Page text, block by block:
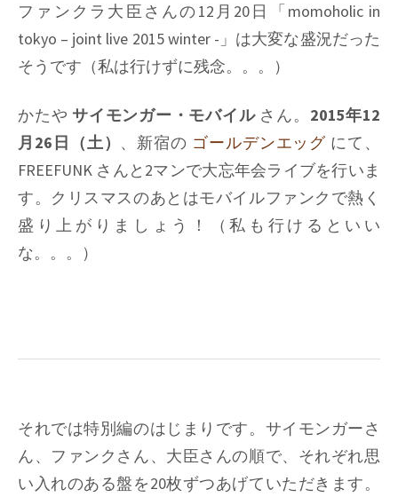
ファンクラ大臣さんの12月20日「momoholic in
tokyo – joint live 2015 winter -」は大変な盛況だった
そうです（私は行けずに残念。。。）
かたやサイモンガー・モバイルさん。 2015年12
月26日（土） 、新宿の ゴールデンエッグ にて、
FREEFUNK さんと2マンで大忘年会ライブを行いま
す。クリスマスのあとはモバイルファンクで熱く
盛り上がりましょう！（私も行けるといい
な。。。）
それでは特別編のはじまりです。サイモンガーさ
ん、ファンクさん、大臣さんの順で、それぞれ思
い入れのある盤を20枚ずつあげていただきます。